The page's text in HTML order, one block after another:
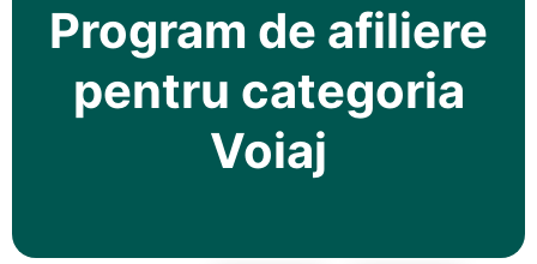
Program de afiliere
pentru categoria
Voiaj